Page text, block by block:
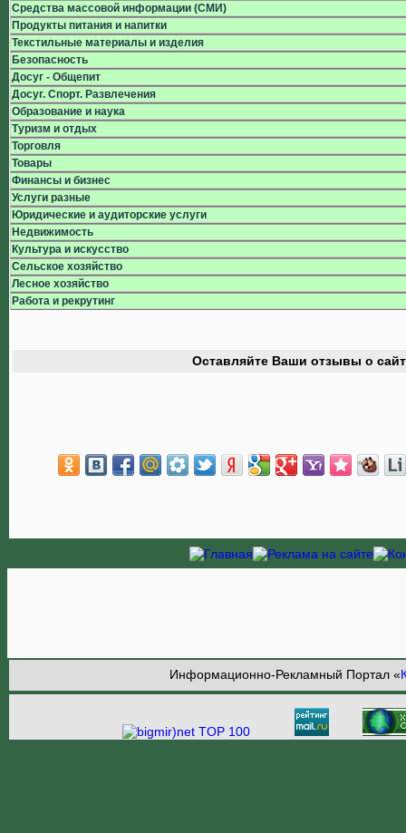
Средства массовой информации (СМИ)
Продукты питания и напитки
Текстильные материалы и изделия
Безопасность
Досуг - Общепит
Досуг. Спорт. Развлечения
Образование и наука
Туризм и отдых
Торговля
Товары
Финансы и бизнес
Услуги разные
Юридические и аудиторские услуги
Недвижимость
Культура и искусство
Сельское хозяйство
Лесное хозяйство
Работа и рекрутинг
Оставляйте Ваши отзывы о
Информационно-Рекламный Портал «